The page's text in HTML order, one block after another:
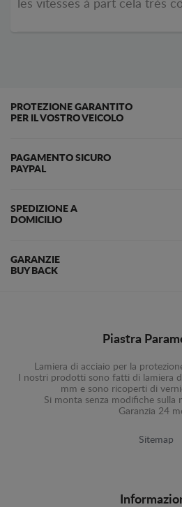
les vitesses à part cela très
PROTEZIONE GARANTITO
PER IL VOSTRO VEICOLO
PAGAMENTO SICURO
PAYPAL
SPEDIZIONE A
DOMICILIO
GARANZIE
BUY BACK
Piastra
Lamiera di acciaio per la
I nostri prodotti sono fatti di lamiera
mm e sono ricoperti di
Si monta senza modifiche sulla
Garanzia 24
Sitemap